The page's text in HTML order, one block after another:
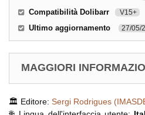
Compatibilità Dolibarr V15+
Ultimo aggiornamento 27/05/
MAGGIORI
🏛️ Editore: Sergi Rodrigues